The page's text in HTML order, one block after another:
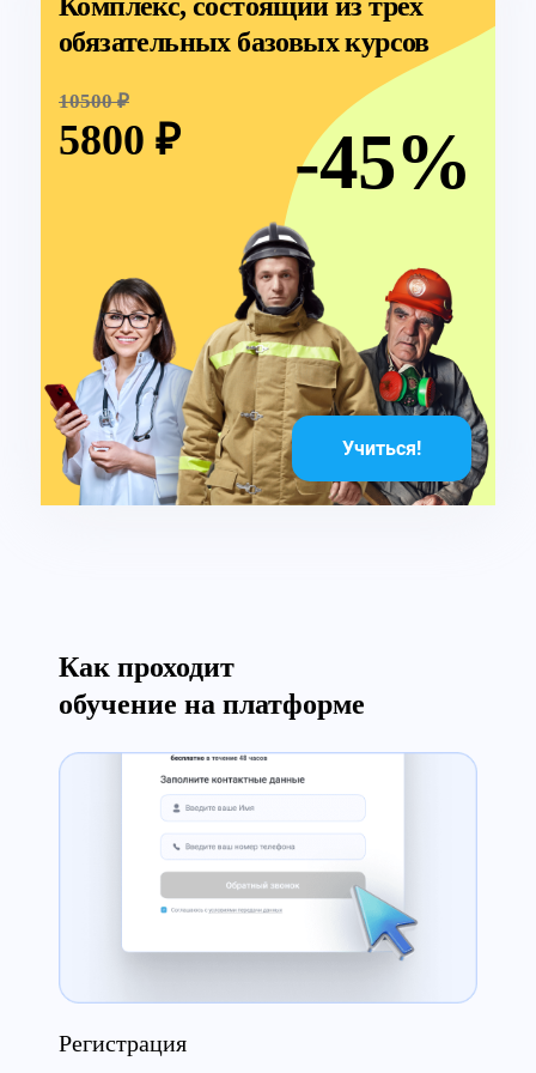
обязательных базовых курсов
Учиться!
10500 ₽
5800 ₽ -45%
Как проходит
обучение на платформе
Сертификат
Регистрация
Теория
Аттестация
Сертификат
Регистрация